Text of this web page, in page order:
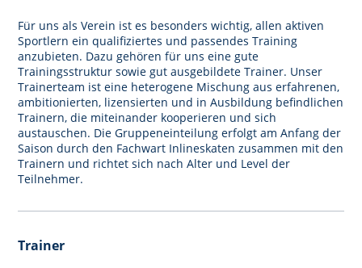
Für uns als Verein ist es besonders wichtig, allen aktiven
Sportlern ein qualifiziertes und passendes Training
anzubieten. Dazu gehören für uns eine gute
Trainingsstruktur sowie gut ausgebildete Trainer. Unser
Trainerteam ist eine heterogene Mischung aus erfahrenen,
ambitionierten, lizensierten und in Ausbildung befindlichen
Trainern, die miteinander kooperieren und sich
austauschen. Die Gruppeneinteilung erfolgt am Anfang der
Saison durch den Fachwart Inlineskaten zusammen mit den
Trainern und richtet sich nach Alter und Level der
Teilnehmer.
Trainer